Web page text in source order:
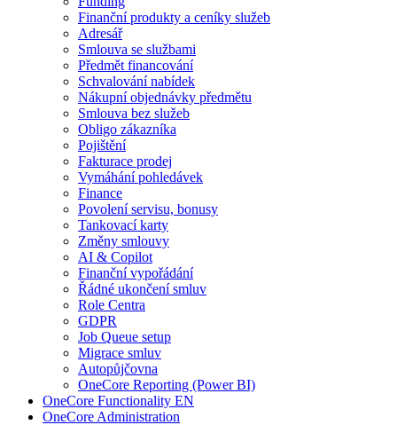
Finanční produkty a ceníky služeb
Adresář
Smlouva se službami
Předmět financování
Schvalování nabídek
Nákupní objednávky předmětu
Smlouva bez služeb
Obligo zákazníka
Pojištění
Fakturace prodej
Vymáhání pohledávek
Finance
Povolení servisu, bonusy
Tankovací karty
Změny smlouvy
AI & Copilot
Finanční vypořádání
Řádné ukončení smluv
Role Centra
GDPR
Job Queue setup
Migrace smluv
Autopůjčovna
OneCore Reporting (Power BI)
OneCore Functionality EN
OneCore Administration